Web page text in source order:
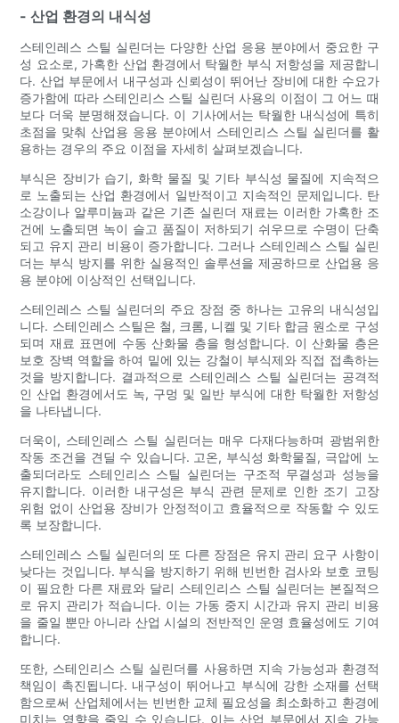
- 산업 환경의 내식성
스테인레스 스틸 실린더는 다양한 산업 응용 분야에서 중요한 구
성 요소로, 가혹한 산업 환경에서 탁월한 부식 저항성을 제공합니
다. 산업 부문에서 내구성과 신뢰성이 뛰어난 장비에 대한 수요가
증가함에 따라 스테인리스 스틸 실린더 사용의 이점이 그 어느 때
보다 더욱 분명해졌습니다. 이 기사에서는 탁월한 내식성에 특히
초점을 맞춰 산업용 응용 분야에서 스테인리스 스틸 실린더를 활
용하는 경우의 주요 이점을 자세히 살펴보겠습니다.
부식은 장비가 습기, 화학 물질 및 기타 부식성 물질에 지속적으
로 노출되는 산업 환경에서 일반적이고 지속적인 문제입니다. 탄
소강이나 알루미늄과 같은 기존 실린더 재료는 이러한 가혹한 조
건에 노출되면 녹이 슬고 품질이 저하되기 쉬우므로 수명이 단축
되고 유지 관리 비용이 증가합니다. 그러나 스테인레스 스틸 실린
더는 부식 방지를 위한 실용적인 솔루션을 제공하므로 산업용 응
용 분야에 이상적인 선택입니다.
스테인레스 스틸 실린더의 주요 장점 중 하나는 고유의 내식성입
니다. 스테인레스 스틸은 철, 크롬, 니켈 및 기타 합금 원소로 구성
되며 재료 표면에 수동 산화물 층을 형성합니다. 이 산화물 층은
보호 장벽 역할을 하여 밑에 있는 강철이 부식제와 직접 접촉하는
것을 방지합니다. 결과적으로 스테인레스 스틸 실린더는 공격적
인 산업 환경에서도 녹, 구멍 및 일반 부식에 대한 탁월한 저항성
을 나타냅니다.
더욱이, 스테인레스 스틸 실린더는 매우 다재다능하며 광범위한
작동 조건을 견딜 수 있습니다. 고온, 부식성 화학물질, 극압에 노
출되더라도 스테인리스 스틸 실린더는 구조적 무결성과 성능을
유지합니다. 이러한 내구성은 부식 관련 문제로 인한 조기 고장
위험 없이 산업용 장비가 안정적이고 효율적으로 작동할 수 있도
록 보장합니다.
스테인레스 스틸 실린더의 또 다른 장점은 유지 관리 요구 사항이
낮다는 것입니다. 부식을 방지하기 위해 빈번한 검사와 보호 코팅
이 필요한 다른 재료와 달리 스테인리스 스틸 실린더는 본질적으
로 유지 관리가 적습니다. 이는 가동 중지 시간과 유지 관리 비용
을 줄일 뿐만 아니라 산업 시설의 전반적인 운영 효율성에도 기여
합니다.
또한, 스테인리스 스틸 실린더를 사용하면 지속 가능성과 환경적
책임이 촉진됩니다. 내구성이 뛰어나고 부식에 강한 소재를 선택
함으로써 산업체에서는 빈번한 교체 필요성을 최소화하고 환경에
미치는 영향을 줄일 수 있습니다. 이는 산업 부문에서 지속 가능